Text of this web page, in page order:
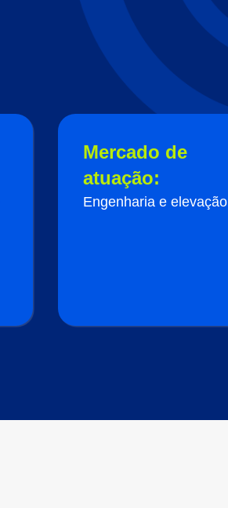
Mercado de
atuação:
Engenharia e elevação